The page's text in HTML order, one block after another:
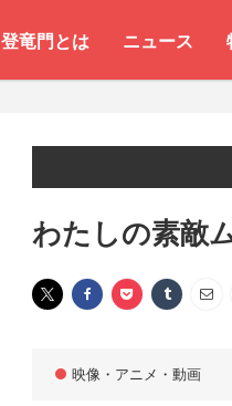
登竜門とは ニュース
わたしの素敵
映像・アニメ・動画